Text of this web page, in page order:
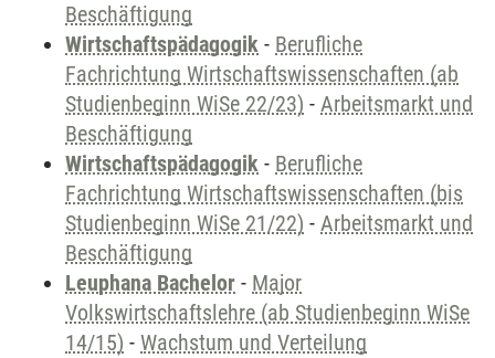
Beschäftigung
Wirtschaftspädagogik - Berufliche
Fachrichtung Wirtschaftswissenschaften (ab
Studienbeginn WiSe 22/23) - Arbeitsmarkt und
Beschäftigung
Wirtschaftspädagogik - Berufliche
Fachrichtung Wirtschaftswissenschaften (bis
Studienbeginn WiSe 21/22) - Arbeitsmarkt und
Beschäftigung
Leuphana Bachelor - Major
Volkswirtschaftslehre (ab Studienbeginn WiSe
14/15) - Wachstum und Verteilung